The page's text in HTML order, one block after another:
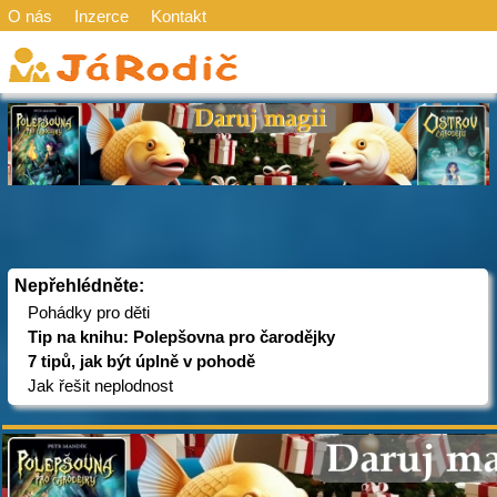
O nás Inzerce Kontakt
Nepřehlédněte:
Pohádky pro děti
Tip na knihu: Polepšovna pro čarodějky
7 tipů, jak být úplně v pohodě
Jak řešit neplodnost